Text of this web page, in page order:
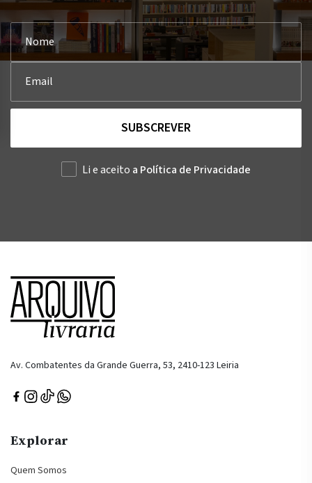
SUBSCREVER
Li e aceito a Política de Privacidade
Av. Combatentes da Grande Guerra, 53, 2410-123 Leiria
Explorar
Quem Somos